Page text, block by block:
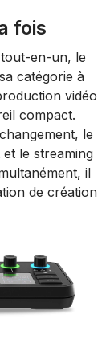
fois
en-un, le
catégorie à
vidéo
compact.
le
le streaming
il
de création